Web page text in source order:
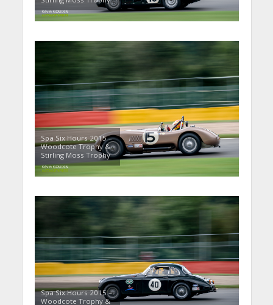
Spa Six Hours 2015 –
Woodcote Trophy &
Stirling Moss Trophy
Spa Six Hours 2015 –
Woodcote Trophy &